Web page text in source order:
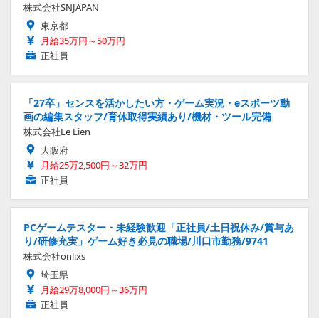
株式会社SNJAPAN
東京都
月給35万円～50万円
正社員
「27卒」センスを活かしたい方・ゲーム実況・eスポーツ動
画の編集スタッフ/育休取得実績あり/機材・ツール完備
株式会社Le Lien
大阪府
月給25万2,500円～32万円
正社員
PCゲームテスター・未経験歓迎「正社員/土日祝休み/賞与あ
り/研修充実」ゲーム好き必見の職場/川口市勤務/9741
株式会社onlixs
埼玉県
月給29万8,000円～36万円
正社員